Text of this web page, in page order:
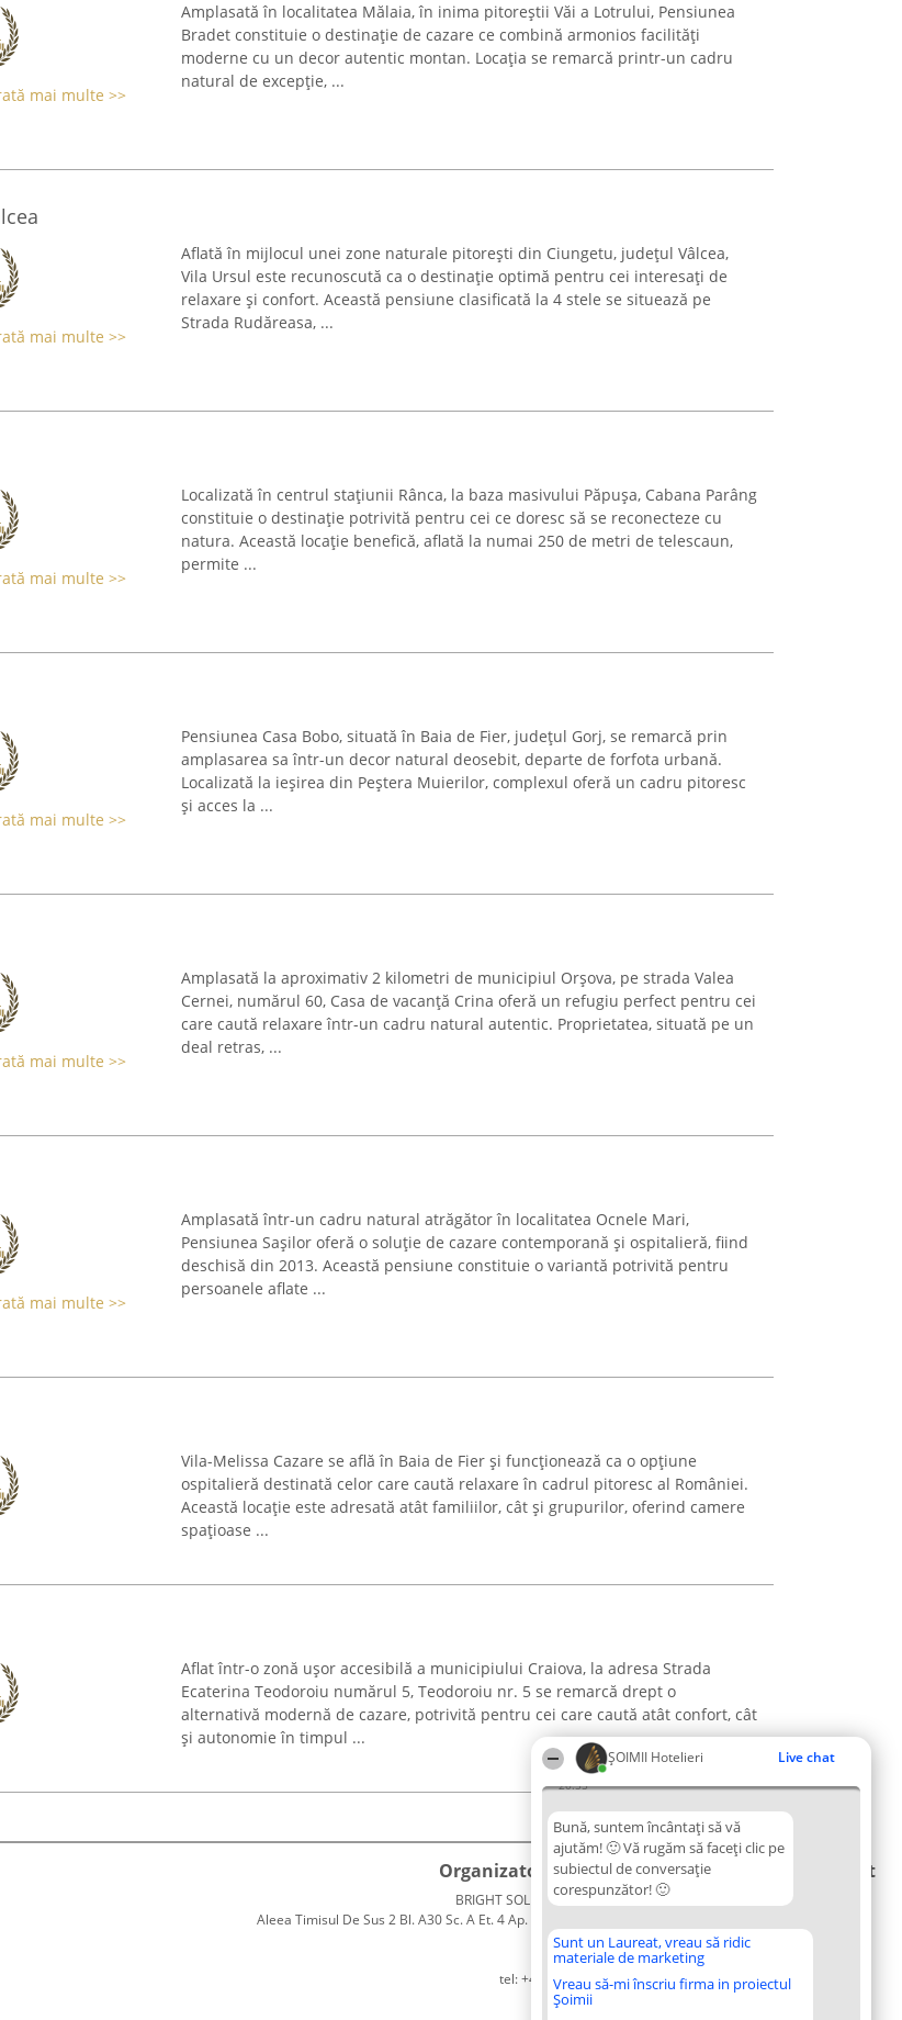
ȘOIMII Hotelieri Live chat
20:55
Bună, suntem încântați să vă
ajutăm! 🙂 Vă rugăm să faceți clic pe
subiectul de conversație
corespunzător! 🙂
Sunt un Laureat, vreau să ridic
materiale de marketing
Vreau să-mi înscriu firma in proiectul
Șoimii
mai multe >>
Amplasată în localitatea Mălaia, în inima pitoreștii Văi a Lotrului, Pensiunea
Bradet constituie o destinație de cazare ce combină armonios facilități
moderne cu un decor autentic montan. Locația se remarcă printr-un cadru
natural de excepție, ...
mai multe >>
Aflată în mijlocul unei zone naturale pitorești din Ciungetu, județul Vâlcea,
Vila Ursul este recunoscută ca o destinație optimă pentru cei interesați de
relaxare și confort. Această pensiune clasificată la 4 stele se situează pe
Strada Rudăreasa, ...
mai multe >>
Localizată în centrul stațiunii Rânca, la baza masivului Păpușa, Cabana Parâng
constituie o destinație potrivită pentru cei ce doresc să se reconecteze cu
natura. Această locație benefică, aflată la numai 250 de metri de telescaun,
permite ...
mai multe >>
Pensiunea Casa Bobo, situată în Baia de Fier, județul Gorj, se remarcă prin
amplasarea sa într-un decor natural deosebit, departe de forfota urbană.
Localizată la ieșirea din Peștera Muierilor, complexul oferă un cadru pitoresc
și acces la ...
mai multe >>
Amplasată la aproximativ 2 kilometri de municipiul Orșova, pe strada Valea
Cernei, numărul 60, Casa de vacanță Crina oferă un refugiu perfect pentru cei
care caută relaxare într-un cadru natural autentic. Proprietatea, situată pe un
deal retras, ...
mai multe >>
Amplasată într-un cadru natural atrăgător în localitatea Ocnele Mari,
Pensiunea Sașilor oferă o soluție de cazare contemporană și ospitalieră, fiind
deschisă din 2013. Această pensiune constituie o variantă potrivită pentru
persoanele aflate ...
Vila-Melissa Cazare se află în Baia de Fier și funcționează ca o opțiune
ospitalieră destinată celor care caută relaxare în cadrul pitoresc al României.
Această locație este adresată atât familiilor, cât și grupurilor, oferind camere
spațioase ...
Aflat într-o zonă ușor accesibilă a municipiului Craiova, la adresa Strada
Ecaterina Teodoroiu numărul 5, Teodoroiu nr. 5 se remarcă drept o
alternativă modernă de cazare, potrivită pentru cei care caută atât confort, cât
și autonomie în timpul ...
Organizator Ranking
BRIGHT SOLUTIONS BR SRL
Aleea Timisul De Sus 2 Bl. A30 Sc. A Et. 4 Ap. 13 Cod 061952
București
CUI 36737675
tel: +40 770 990 492
Plebiscyt
Tuturor
Laureaților
Reguli
Contact